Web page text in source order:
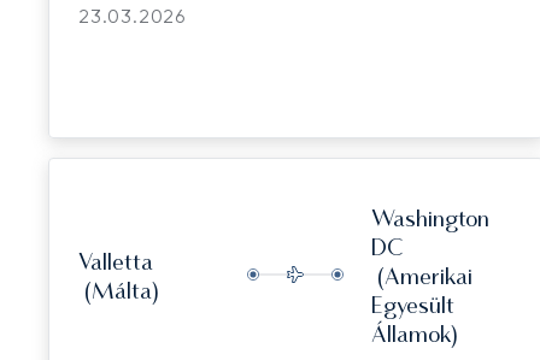
23.03.2026
Valletta
(Málta)
Washington
DC
(Amerikai
Egyesült
Államok)